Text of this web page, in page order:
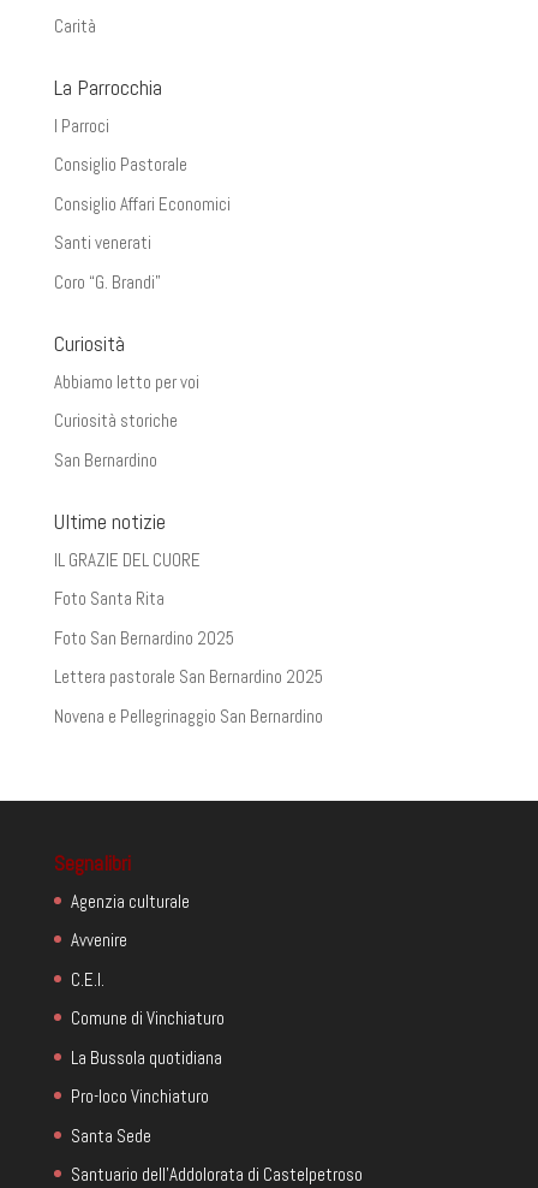
Carità
La Parrocchia
I Parroci
Consiglio Pastorale
Consiglio Affari Economici
Santi venerati
Coro “G. Brandi”
Curiosità
Abbiamo letto per voi
Curiosità storiche
San Bernardino
Ultime notizie
IL GRAZIE DEL CUORE
Foto Santa Rita
Foto San Bernardino 2025
Lettera pastorale San Bernardino 2025
Novena e Pellegrinaggio San Bernardino
Segnalibri
Agenzia culturale
Avvenire
C.E.I.
Comune di Vinchiaturo
La Bussola quotidiana
Pro-loco Vinchiaturo
Santa Sede
Santuario dell'Addolorata di Castelpetroso